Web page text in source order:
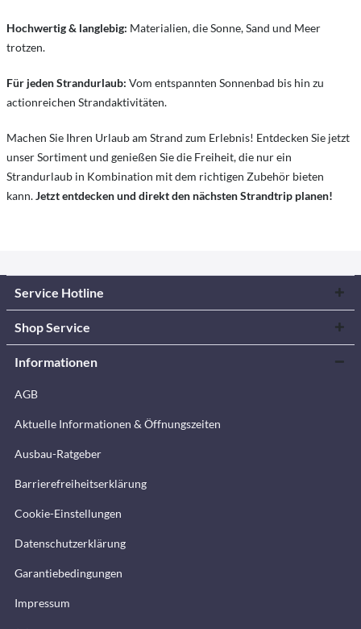
Hochwertig & langlebig: Materialien, die Sonne, Sand und Meer
trotzen.
Für jeden Strandurlaub: Vom entspannten Sonnenbad bis hin zu
actionreichen Strandaktivitäten.
Machen Sie Ihren Urlaub am Strand zum Erlebnis! Entdecken Sie jetzt
unser Sortiment und genießen Sie die Freiheit, die nur ein
Strandurlaub in Kombination mit dem richtigen Zubehör bieten
kann.Jetzt entdecken und direkt den nächsten Strandtrip planen!
Service Hotline
Shop Service
Informationen
AGB
Aktuelle Informationen & Öffnungszeiten
Ausbau-Ratgeber
Barrierefreiheitserklärung
Cookie-Einstellungen
Datenschutzerklärung
Garantiebedingungen
Impressum